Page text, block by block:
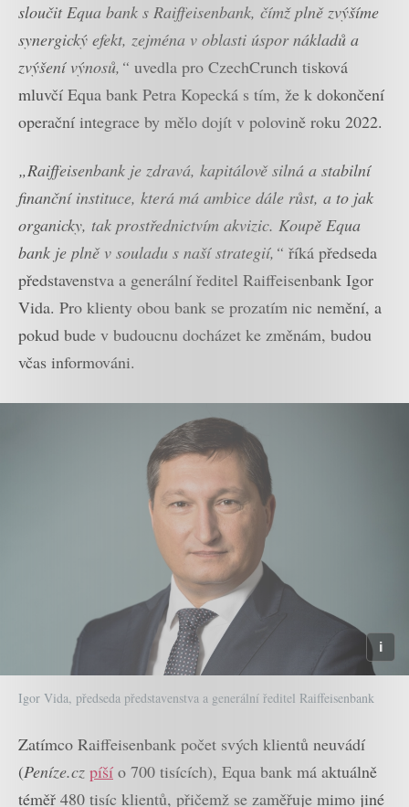
sloučit Equa bank s Raiffeisenbank, čímž plně zvýšíme
synergický efekt, zejména v oblasti úspor nákladů a
zvýšení výnosů,“ uvedla pro CzechCrunch tisková
mluvčí Equa bank Petra Kopecká s tím, že k dokončení
operační integrace by mělo dojít v polovině roku 2022.
„Raiffeisenbank je zdravá, kapitálově silná a stabilní
finanční instituce, která má ambice dále růst, a to jak
organicky, tak prostřednictvím akvizic. Koupě Equa
bank je plně v souladu s naší strategií,“ říká předseda
představenstva a generální ředitel Raiffeisenbank Igor
Vida. Pro klienty obou bank se prozatím nic nemění, a
pokud bude v budoucnu docházet ke změnám, budou
včas informováni.
Igor Vida, předseda představenstva a generální ředitel Raiffeisenbank
Zatímco Raiffeisenbank počet svých klientů neuvádí
(Peníze.cz píší o 700 tisících), Equa bank má aktuálně
téměř 480 tisíc klientů, přičemž se zaměřuje mimo jiné